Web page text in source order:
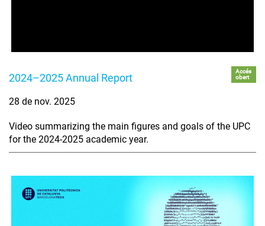
2024–2025 Annual Report
Accés
obert
28 de nov. 2025
Video summarizing the main figures and goals of the UPC
for the 2024-2025 academic year.